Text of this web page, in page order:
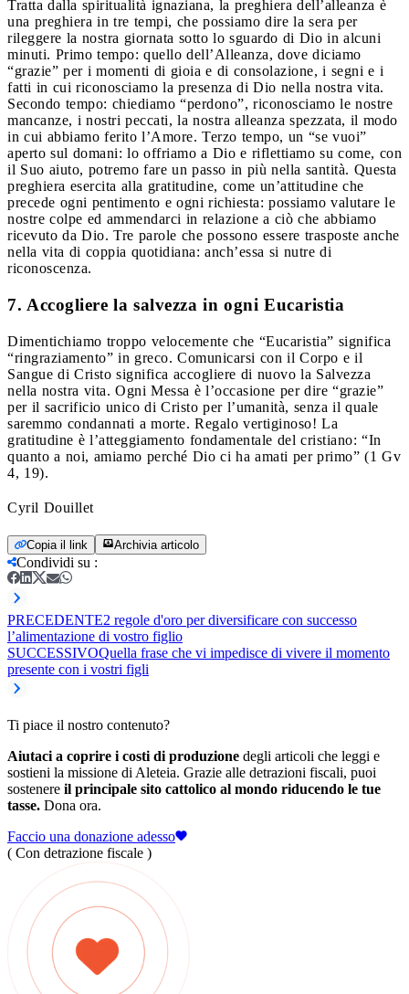
Tratta dalla spiritualità ignaziana, la preghiera dell’alleanza è
una preghiera in tre tempi, che possiamo dire la sera per
rileggere la nostra giornata sotto lo sguardo di Dio in alcuni
minuti. Primo tempo: quello dell’Alleanza, dove diciamo
“grazie” per i momenti di gioia e di consolazione, i segni e i
fatti in cui riconosciamo la presenza di Dio nella nostra vita.
Secondo tempo: chiediamo “perdono”, riconosciamo le nostre
mancanze, i nostri peccati, la nostra alleanza spezzata, il modo
in cui abbiamo ferito l’Amore. Terzo tempo, un “se vuoi”
aperto sul domani: lo offriamo a Dio e riflettiamo su come, con
il Suo aiuto, potremo fare un passo in più nella santità. Questa
preghiera esercita alla gratitudine, come un’attitudine che
precede ogni pentimento e ogni richiesta: possiamo valutare le
nostre colpe ed ammendarci in relazione a ciò che abbiamo
ricevuto da Dio. Tre parole che possono essere trasposte anche
nella vita di coppia quotidiana: anch’essa si nutre di
riconoscenza.
7. Accogliere la salvezza in ogni Eucaristia
Dimentichiamo troppo velocemente che “Eucaristia” significa
“ringraziamento” in greco. Comunicarsi con il Corpo e il
Sangue di Cristo significa accogliere di nuovo la Salvezza
nella nostra vita. Ogni Messa è l’occasione per dire “grazie”
per il sacrificio unico di Cristo per l’umanità, senza il quale
saremmo condannati a morte. Regalo vertiginoso! La
gratitudine è l’atteggiamento fondamentale del cristiano: “In
quanto a noi, amiamo perché Dio ci ha amati per primo” (1 Gv
4, 19).
Cyril Douillet
Copia il link Archivia articolo
Condividi su :
PRECEDENTE2 regole d'oro per diversificare con successo
l’alimentazione di vostro figlio
SUCCESSIVOQuella frase che vi impedisce di vivere il momento
presente con i vostri figli
Ti piace il nostro contenuto?
Aiutaci a coprire i costi di produzione degli articoli che leggi e
sostieni la missione di Aleteia. Grazie alle detrazioni fiscali, puoi
sostenere il principale sito cattolico al mondo riducendo le tue
tasse. Dona ora.
Faccio una donazione adesso
( Con detrazione fiscale )